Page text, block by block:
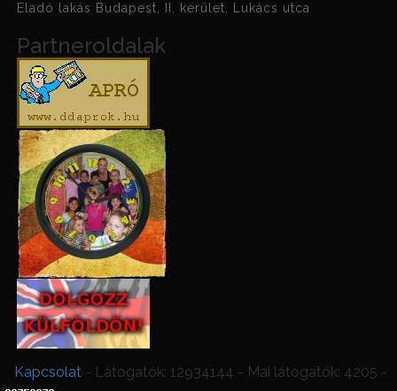
Eladó lakás Budapest, II. kerület, Lukács utca
Partneroldalak
Kapcsolat - Látogatók: 12934144 - Mai látogatók: 4205 -